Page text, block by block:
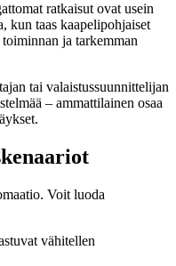
ratkaisut ovat usein
kun taas kaapelipohjaiset
ja tarkemman
tai valaistussuunnittelijan
– ammattilainen osaa
Voit luoda
vähitellen